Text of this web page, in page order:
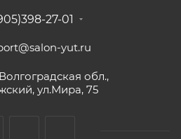
27-01
yut.ru
обл.,
ул.Мира, 75